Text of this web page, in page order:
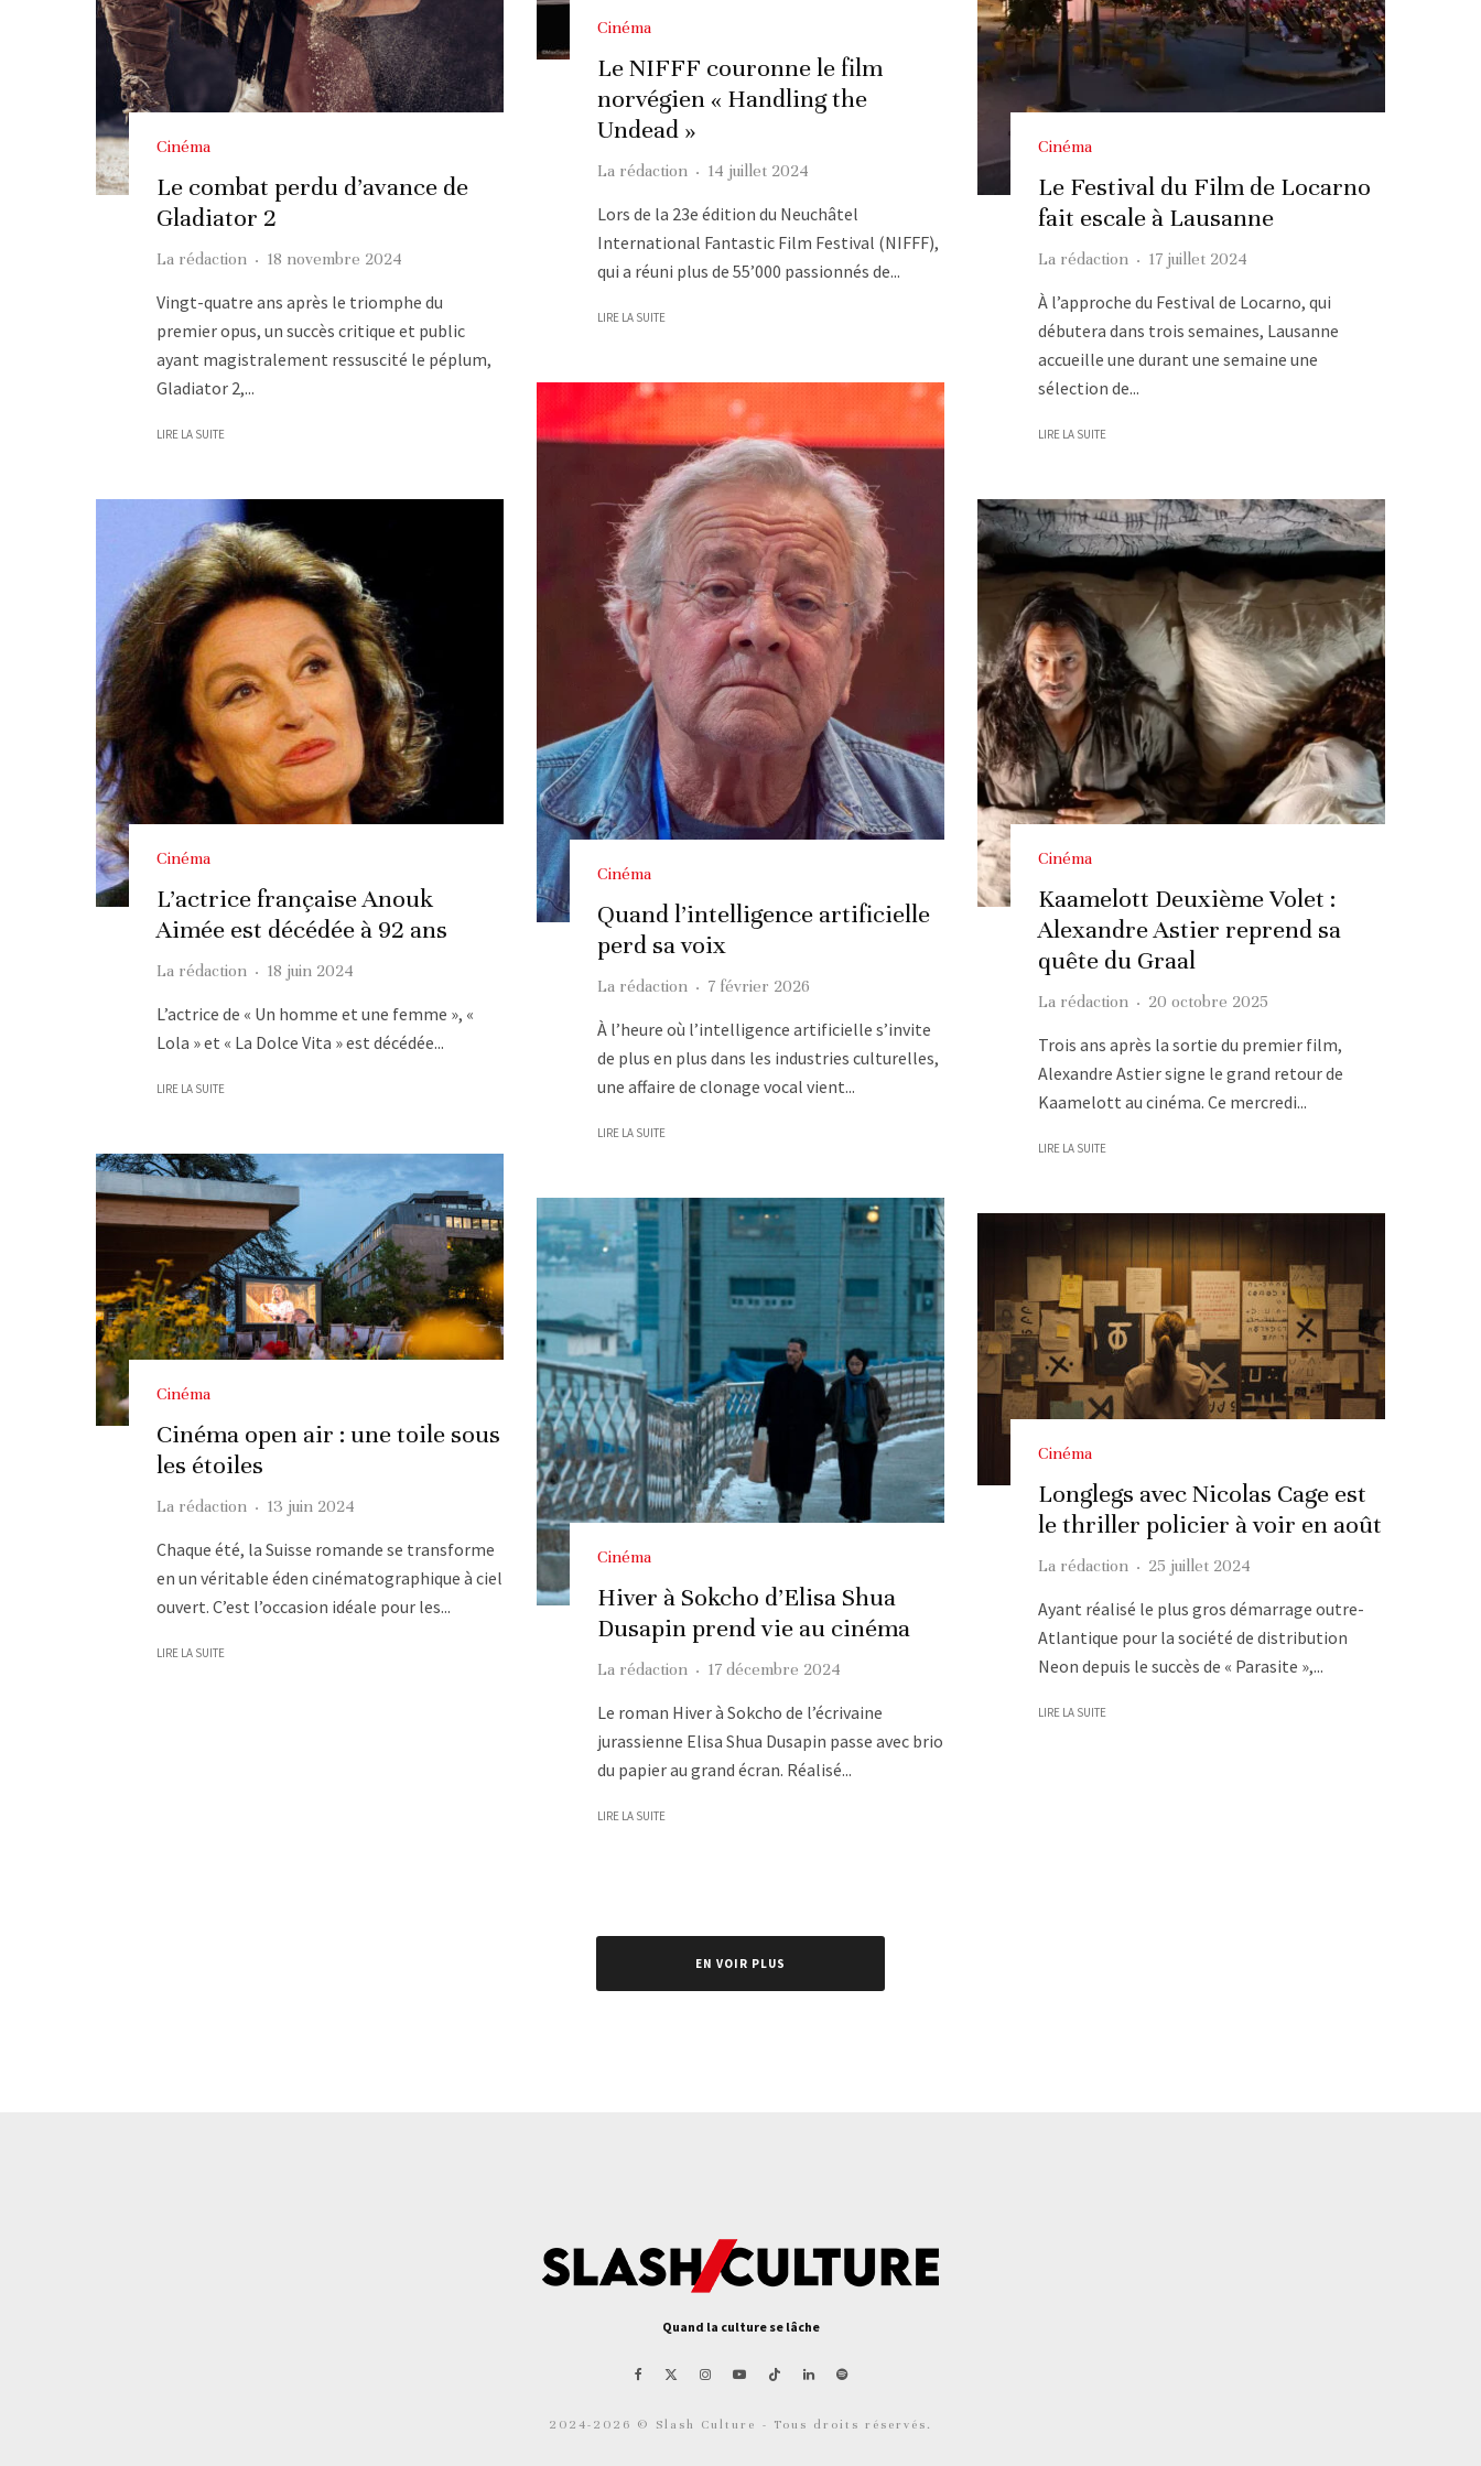
Cinéma
Le combat perdu d’avance de
Gladiator 2
La rédaction · 18 novembre 2024
Vingt-quatre ans après le triomphe du
premier opus, un succès critique et public
ayant magistralement ressuscité le péplum,
Gladiator 2,...
LIRE LA SUITE
Cinéma
L’actrice française Anouk
Aimée est décédée à 92 ans
La rédaction · 18 juin 2024
L’actrice de « Un homme et une femme », «
Lola » et « La Dolce Vita » est décédée...
LIRE LA SUITE
Cinéma
Cinéma open air : une toile sous
les étoiles
La rédaction · 13 juin 2024
Chaque été, la Suisse romande se transforme
en un véritable éden cinématographique à ciel
ouvert. C’est l’occasion idéale pour les...
LIRE LA SUITE
Cinéma
Le NIFFF couronne le film
norvégien « Handling the
Undead »
La rédaction · 14 juillet 2024
Lors de la 23e édition du Neuchâtel
International Fantastic Film Festival (NIFFF),
qui a réuni plus de 55’000 passionnés de...
LIRE LA SUITE
Cinéma
Quand l’intelligence artificielle
perd sa voix
La rédaction · 7 février 2026
À l’heure où l’intelligence artificielle s’invite
de plus en plus dans les industries culturelles,
une affaire de clonage vocal vient...
LIRE LA SUITE
Cinéma
Hiver à Sokcho d’Elisa Shua
Dusapin prend vie au cinéma
La rédaction · 17 décembre 2024
Le roman Hiver à Sokcho de l’écrivaine
jurassienne Elisa Shua Dusapin passe avec brio
du papier au grand écran. Réalisé...
LIRE LA SUITE
Cinéma
Le Festival du Film de Locarno
fait escale à Lausanne
La rédaction · 17 juillet 2024
À l’approche du Festival de Locarno, qui
débutera dans trois semaines, Lausanne
accueille une durant une semaine une
sélection de...
LIRE LA SUITE
Cinéma
Kaamelott Deuxième Volet :
Alexandre Astier reprend sa
quête du Graal
La rédaction · 20 octobre 2025
Trois ans après la sortie du premier film,
Alexandre Astier signe le grand retour de
Kaamelott au cinéma. Ce mercredi...
LIRE LA SUITE
Cinéma
Longlegs avec Nicolas Cage est
le thriller policier à voir en août
La rédaction · 25 juillet 2024
Ayant réalisé le plus gros démarrage outre-
Atlantique pour la société de distribution
Neon depuis le succès de « Parasite »,...
LIRE LA SUITE
EN VOIR PLUS
Quand la culture se lâche
2024-2026 © Slash Culture - Tous droits réservés.